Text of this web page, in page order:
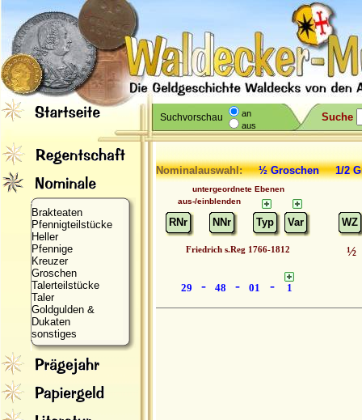
Suchvorschau
an
aus
Suche
Brakteaten
Pfennigteilstücke
Heller
Pfennige
Kreuzer
Groschen
Talerteilstücke
Taler
Goldgulden &
Dukaten
sonstiges
Nominalauswahl:½ Groschen 1/2
untergeordnete Ebenen
aus-/einblenden
RNr NNr Typ Var WZ
Friedrich s.Reg 1766-1812
29 - 48 - 01 - 1
½